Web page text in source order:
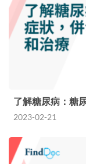
了解糖尿病：糖
2023-02-21